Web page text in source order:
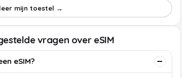
mijn toestel →
vragen over eSIM
eSIM?